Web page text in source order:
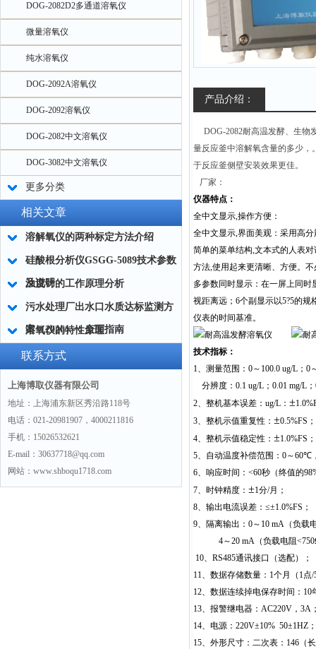
DOG-2082D2多通道溶氧仪
微量溶氧仪
纯水溶氧仪
DOG-2092A溶氧仪
DOG-2092溶氧仪
DOG-2082中文溶氧仪
DOG-3082中文溶氧仪
更多分类
相关文章
溶解氧仪的两种标定方法介绍
硅酸根分析仪GSGG-5089技术参数
及说明
浊度计的工作原理分析
污水处理厂出水口水质达标监测方
案（2026）：全面指南
溶氧仪的特性原理
联系方式
上海博取仪器有限公司
地址：上海浦东新区秀沿路118号
电话：021-20981907，4000211816
手机：15026532621
E-mail：30637718@qq.com
网站：www.shboqu1718.com
产品介绍：
DOG-2082耐高温发酵、生物
量反应釜中溶解氧含量的多少，
于反应釜侧壁安装效果更佳。
厂家：
仪器特点：
全中文显示,操作方便：
全中文显示,界面美观：采用高
简单的菜单结构,文本式的人表对
方法,使用起来更清晰、方便。
多参数同时显示：在一屏上同
视距离远； 6个副显示以5?5的规
仪表的时间基准。
技术指标：
1、测量范围： 0～ 100.0 ug/L ； 0
分辨度： 0.1 ug/L ； 0.01 mg/L ；
2、整机基本误差： ug/L ： ±
3、整机示值重复性： ±0.5%FS ；
4、整机示值稳定性： ±1.0%FS ；
5、自动温度补偿范围： 0～60℃
6、响应时间： <60秒（终值的
7、时钟精度： ±1分/月；
8、输出电流误差： ≤±1.0%FS ；
9、隔离输出： 0～ 10 mA （负载
4～20 mA （负载电阻
10、 RS485通讯接口（选配）；
11、数据存储数量： 1个月（ 1点/
12、数据连续掉电保存时间： 10
13、报警继电器： AC220V ， 3A
14、电源： 220V±10% 50±1HZ ；
15、外形尺寸：二次表： 146 （